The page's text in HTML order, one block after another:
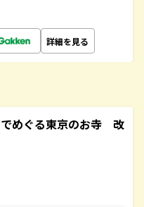
詳細を見る
めぐる東京のお寺 改